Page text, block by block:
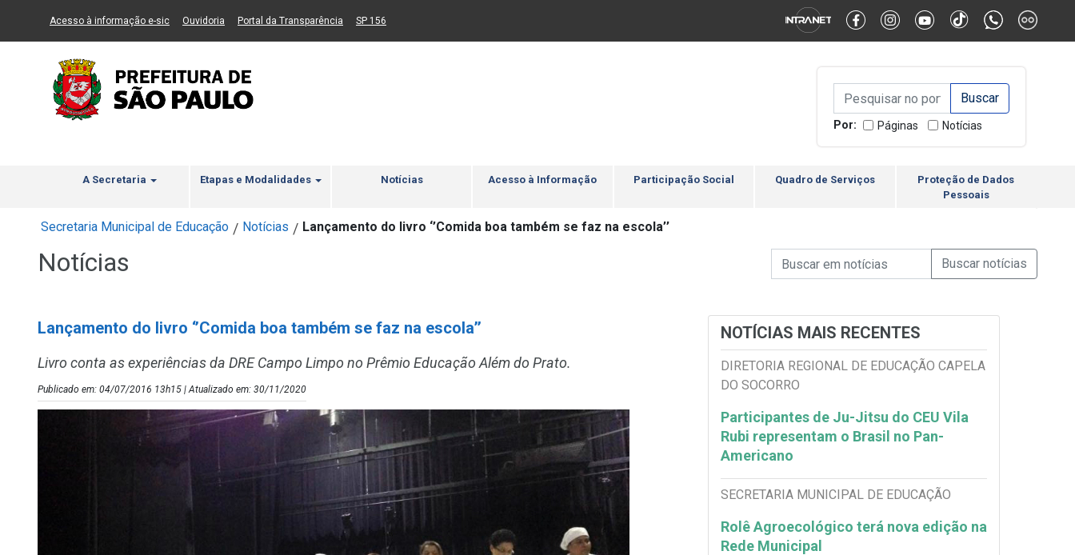
Ir ao Conteúdo Ir para menu principal 2 Ir para busca Ir para rodapé Alternar Alto Contraste Alternar Tamanho da Fonte
Acesso à informação e-sic(Link para um novo sítio)
Ouvidoria (Link para um novo sítio)
Portal da Transparência (Link para um novo sítio)
SP 156
Campo de Busca de
Campo de Busca de informaçõesEnviar a Busca
Por: Páginas Notícias
A Secretaria Etapas e Modalidades Notícias Acesso à Informação Participação Social Quadro de Serviços
Proteção de Dados
Pessoais
Secretaria Municipal de Educação / Notícias / Lançamento do livro ‘’Comida boa também se faz na escola’’
Notícias Campo de Busca de Notícias
Campo de Busca de informaçõesEnviar a Busca de
Lançamento do livro ‘’Comida boa também se faz na escola’’
Livro conta as experiências da DRE Campo Limpo no Prêmio Educação Além do Prato.
Publicado em: 04/07/2016 13h15 | Atualizado em: 30/11/2020
NOTÍCIAS MAIS RECENTES
DIRETORIA REGIONAL DE EDUCAÇÃO CAPELA
DO SOCORRO
Participantes de Ju-Jitsu do CEU Vila
Rubi representam o Brasil no Pan-
Americano
SECRETARIA MUNICIPAL DE EDUCAÇÃO
Rolê Agroecológico terá nova edição na
Rede Municipal